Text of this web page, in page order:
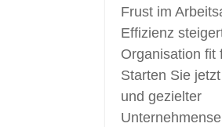
Frust im
Effizienz
Organisation fit
Starten Sie
und gezielter